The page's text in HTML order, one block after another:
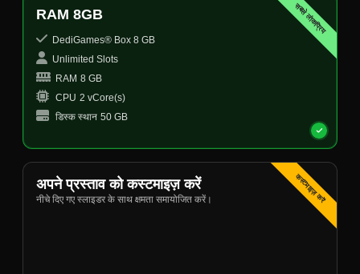
सबसे लोकप्रिय
RAM 8GB
DediGames® Box 8 GB
Unlimited Slots
RAM 8 GB
CPU 2 vCore(s)
डिस्क स्थान 50 GB
कस्टमाइज़ करें
अपने प्रस्ताव को कस्टमाइज़ करें
नीचे दिए गए स्लाइडर के साथ क्षमता समायोजित करें।